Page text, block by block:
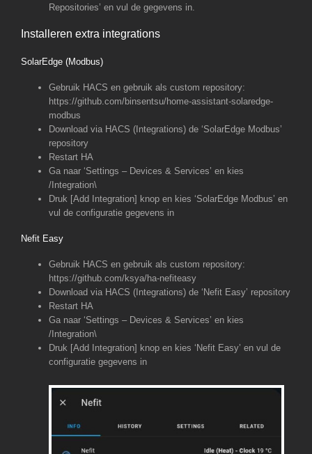
Repositories’ en vul de gegevens in.
Installeren extra integrations
SolarEdge (Modbus)
Gebruik HACS en gebruik als custom repository:
https://github.com/binsentsu/home-assistant-solaredge-
modbus
Download via HACS (Integrations) de ‘SolarEdge Modbus’
repository
Restart HA
Ga naar ‘Settings – Devices & Services’ en kies
/Integration\
Druk [Add Integration] knop en kies ‘SolarEdge Modbus’ en
vul de configuratie gegevens in
Nefit Easy
Gebruik HACS en gebruik als custom repository:
https://github.com/ksya/ha-nefiteasy
Download via HACS (Integrations) de ‘Nefit Easy’ repository
Restart HA
Ga naar ‘Settings – Devices & Services’ en kies
/Integration\
Druk [Add Integration] knop en kies ‘Nefit Easy’ en vul de
configuratie gegevens in